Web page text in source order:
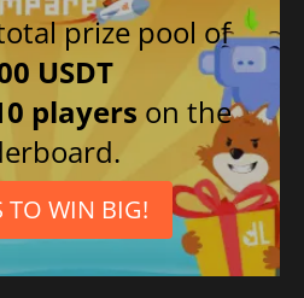
prize pool of
USDT
players on the
TO WIN BIG!